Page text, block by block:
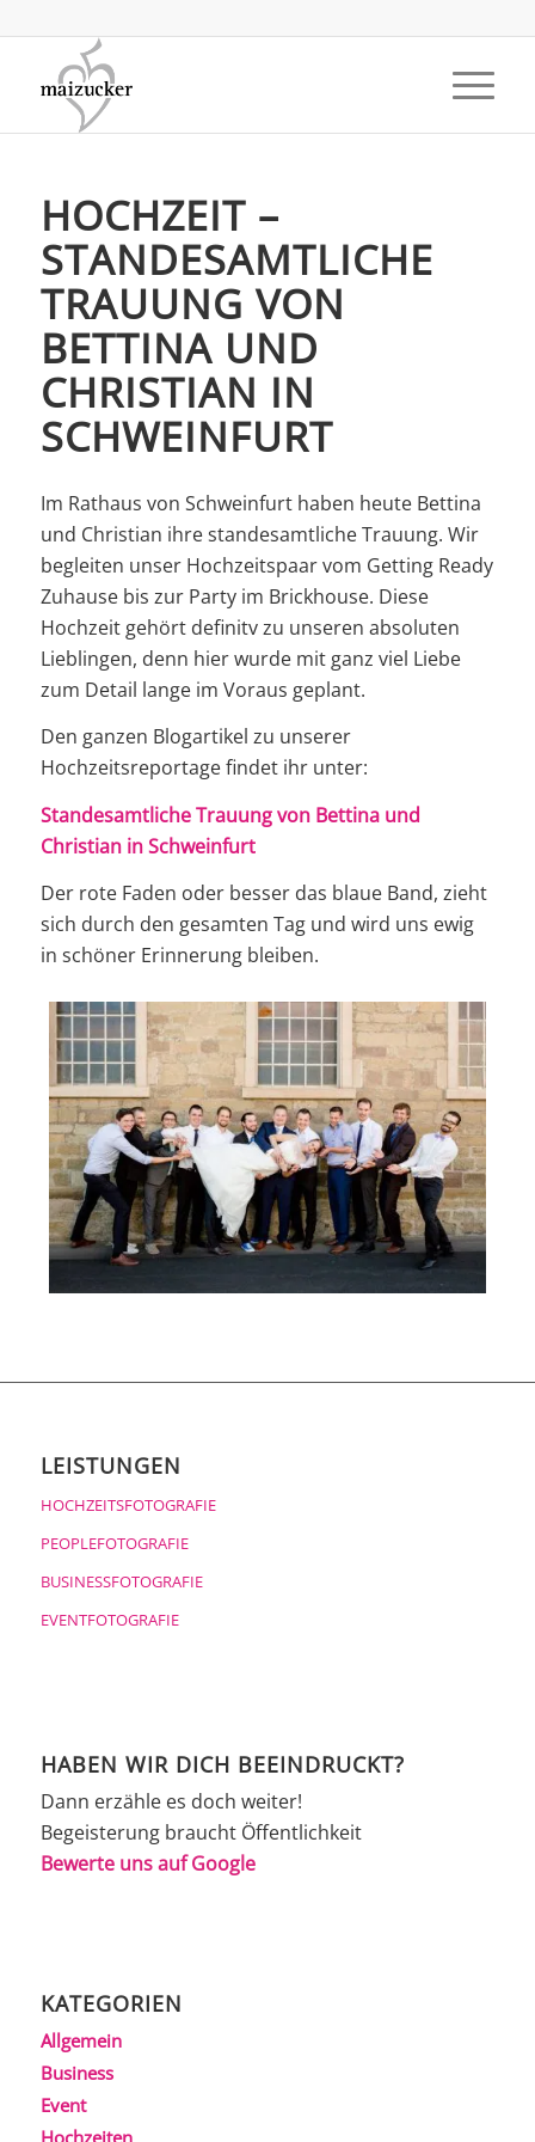
HOCHZEIT –
STANDESAMTLICHE
TRAUUNG VON
BETTINA UND
CHRISTIAN IN
SCHWEINFURT
Im Rathaus von Schweinfurt haben heute Bettina
und Christian ihre standesamtliche Trauung. Wir
begleiten unser Hochzeitspaar vom Getting Ready
Zuhause bis zur Party im Brickhouse. Diese
Hochzeit gehört definitv zu unseren absoluten
Lieblingen, denn hier wurde mit ganz viel Liebe
zum Detail lange im Voraus geplant.
Den ganzen Blogartikel zu unserer
Hochzeitsreportage findet ihr unter:
Standesamtliche Trauung von Bettina und
Christian in Schweinfurt
Der rote Faden oder besser das blaue Band, zieht
sich durch den gesamten Tag und wird uns ewig
in schöner Erinnerung bleiben.
LEISTUNGEN
HOCHZEITSFOTOGRAFIE
PEOPLEFOTOGRAFIE
BUSINESSFOTOGRAFIE
EVENTFOTOGRAFIE
HABEN WIR DICH BEEINDRUCKT?
Dann erzähle es doch weiter!
Begeisterung braucht Öffentlichkeit
Bewerte uns auf Google
KATEGORIEN
Allgemein
Business
Event